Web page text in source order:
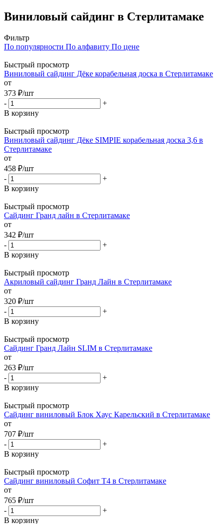
Виниловый сайдинг в Стерлитамаке
Фильтр
По популярности По алфавиту По цене
Быстрый просмотр
Виниловый сайдинг Дёке корабельная доска в Стерлитамаке
от
373 ₽/шт
-
+
В корзину
Быстрый просмотр
Виниловый сайдинг Дёке SIMPIE корабельная доска 3,6 в
Стерлитамаке
от
458 ₽/шт
-
+
В корзину
Быстрый просмотр
Сайдинг Гранд лайн в Стерлитамаке
от
342 ₽/шт
-
+
В корзину
Быстрый просмотр
Акриловый сайдинг Гранд Лайн в Стерлитамаке
от
320 ₽/шт
-
+
В корзину
Быстрый просмотр
Сайдинг Гранд Лайн SLIM в Стерлитамаке
от
263 ₽/шт
-
+
В корзину
Быстрый просмотр
Сайдинг виниловый Блок Хаус Карельский в Стерлитамаке
от
707 ₽/шт
-
+
В корзину
Быстрый просмотр
Сайдинг виниловый Софит Т4 в Стерлитамаке
от
765 ₽/шт
-
+
В корзину